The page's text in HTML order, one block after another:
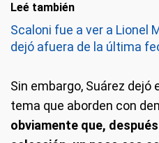
Leé también
Scaloni fue a ver a Lionel
dejó afuera de la última
Sin embargo, Suárez dejó
tema que aborden con
obviamente que,